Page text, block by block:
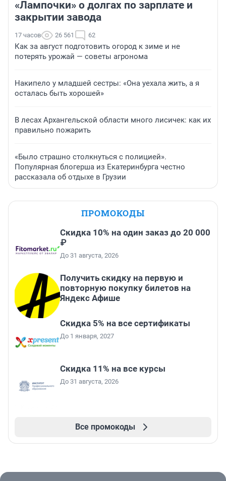
«Лампочки» о долгах по зарплате и
закрытии завода
17 часов 26 561 62
Как за август подготовить огород к зиме и не
потерять урожай — советы агронома
Накипело у младшей сестры: «Она уехала жить, а я
осталась быть хорошей»
В лесах Архангельской области много лисичек: как их
правильно пожарить
«Было страшно столкнуться с полицией».
Популярная блогерша из Екатеринбурга честно
рассказала об отдыхе в Грузии
ПРОМОКОДЫ
Скидка 10% на один заказ до 20 000
₽
До 31 августа, 2026
Получить скидку на первую и
повторную покупку билетов на
Яндекс Афише
Скидка 5% на все сертификаты
До 1 января, 2027
Скидка 11% на все курсы
До 31 августа, 2026
Все промокоды